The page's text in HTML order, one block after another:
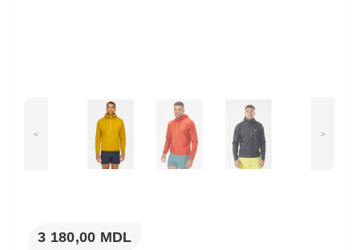
< >
3 180,00 MDL